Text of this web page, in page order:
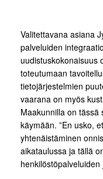
Valitettavana asiana
palveluiden
uudistuskokonaisuus
toteutumaan
tietojärjestelmien
vaarana on myös
Maakunnilla on
käymään. ”En usko,
yhtenäistäminen
aikataulussa ja tällä
henkilöstöpalveluiden